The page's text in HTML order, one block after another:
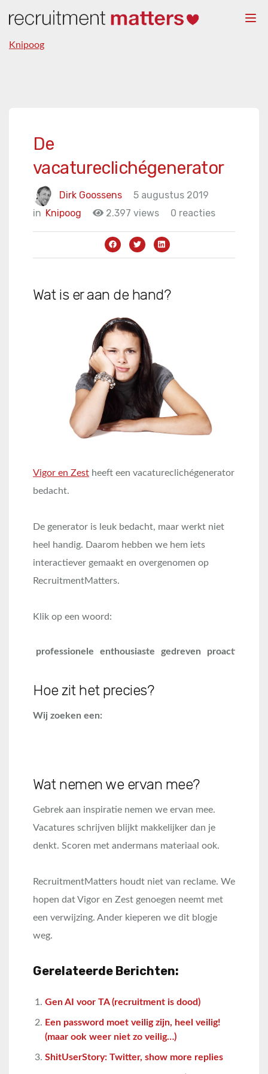
Knipoog
De
vacatureclichégenerator
Dirk Goossens
5 augustus 2019
in Knipoog 2.397 views 0 reacties
Wat is er aan de hand?
Vigor en Zest heeft een vacatureclichégenerator
bedacht.
De generator is leuk bedacht, maar werkt niet
heel handig. Daarom hebben we hem iets
interactiever gemaakt en overgenomen op
RecruitmentMatters.
Klik op een woord:
professionele enthousiaste gedreven proactieve
Hoe zit het precies?
Wij zoeken een:
Wat nemen we ervan mee?
Gebrek aan inspiratie nemen we ervan mee.
Vacatures schrijven blijkt makkelijker dan je
denkt. Scoren met andermans materiaal ook.
RecruitmentMatters houdt niet van reclame. We
hopen dat Vigor en Zest genoegen neemt met
een verwijzing. Ander kieperen we dit blogje
weg.
Gerelateerde Berichten:
Gen AI voor TA (recruitment is dood)
Een password moet veilig zijn, heel veilig!
(maar ook weer niet zo veilig…)
ShitUserStory: Twitter, show more replies